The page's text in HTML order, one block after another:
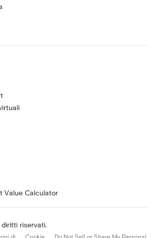
Value Calculator
riservati.